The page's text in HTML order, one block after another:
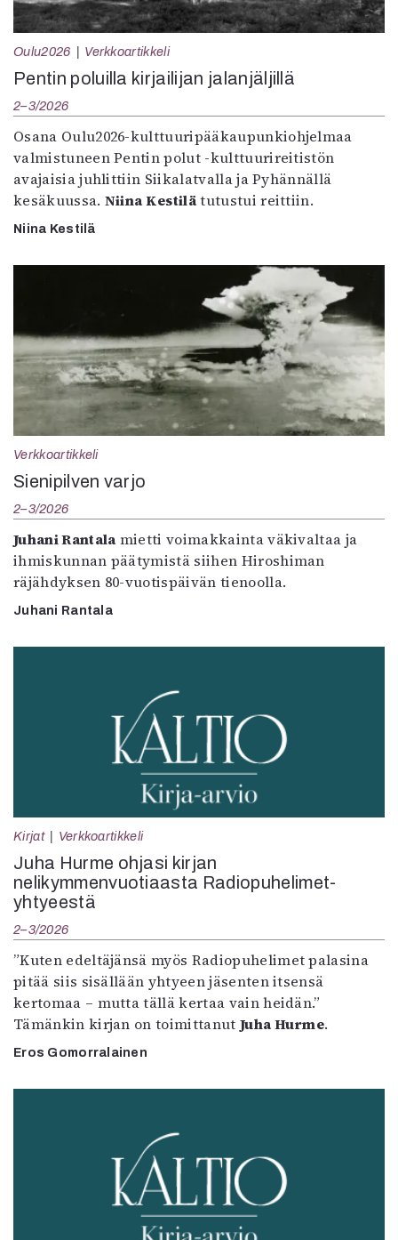
Oulu2026 Verkkoartikkeli
Pentin poluilla kirjailijan jalanjäljillä
2–3/2026
Osana Oulu2026-kulttuuripääkaupunkiohjelmaa
valmistuneen Pentin polut -kulttuurireitistön
avajaisia juhlittiin Siikalatvalla ja Pyhännällä
kesäkuussa. Niina Kestilätutustui reittiin.
Niina Kestilä
Verkkoartikkeli
Sienipilven varjo
2–3/2026
Juhani Rantala mietti voimakkainta väkivaltaa ja
ihmiskunnan päätymistä siihen Hiroshiman
räjähdyksen 80-vuotispäivän tienoolla.
Juhani Rantala
Kirjat Verkkoartikkeli
Juha Hurme ohjasi kirjan
nelikymmenvuotiaasta Radiopuhelimet-
yhtyeestä
2–3/2026
”Kuten edeltäjänsä myös Radiopuhelimet palasina
pitää siis sisällään yhtyeen jäsenten itsensä
kertomaa – mutta tällä kertaa vain heidän.”
Tämänkin kirjan on toimittanut Juha Hurme.
Eros Gomorralainen